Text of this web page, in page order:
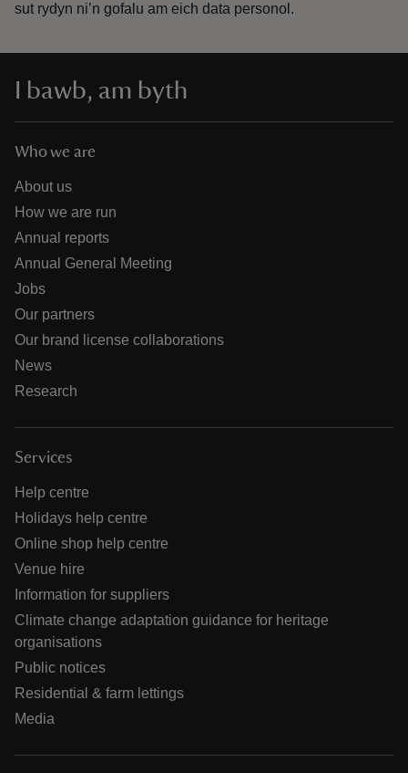
sut rydyn ni’n gofalu am eich data personol.
I bawb, am byth
Who we are
About us
How we are run
Annual reports
Annual General Meeting
Jobs
Our partners
Our brand license collaborations
News
Research
Services
Help centre
Holidays help centre
Online shop help centre
Venue hire
Information for suppliers
Climate change adaptation guidance for heritage
organisations
Public notices
Residential & farm lettings
Media